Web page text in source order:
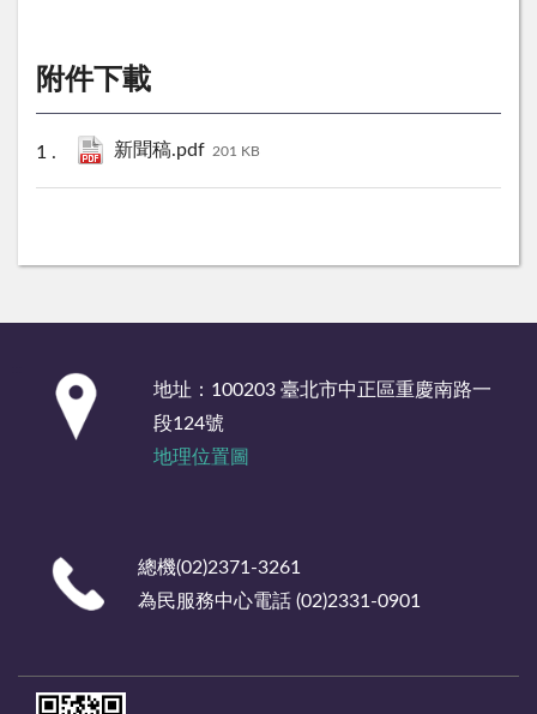
附件下載
新聞稿.pdf 201 KB
地址：100203 臺北市中正區重慶南路一
段124號
地理位置圖
總機(02)2371-3261
為民服務中心電話 (02)2331-0901